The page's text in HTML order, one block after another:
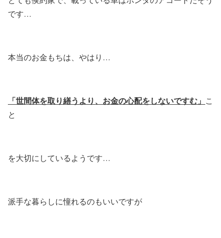
です…
本当のお金もちは、やはり…
「世間体を取り繕うより、お金の心配をしないですむ」 こ
と
を大切にしているようです…
派手な暮らしに憧れるのもいいですが